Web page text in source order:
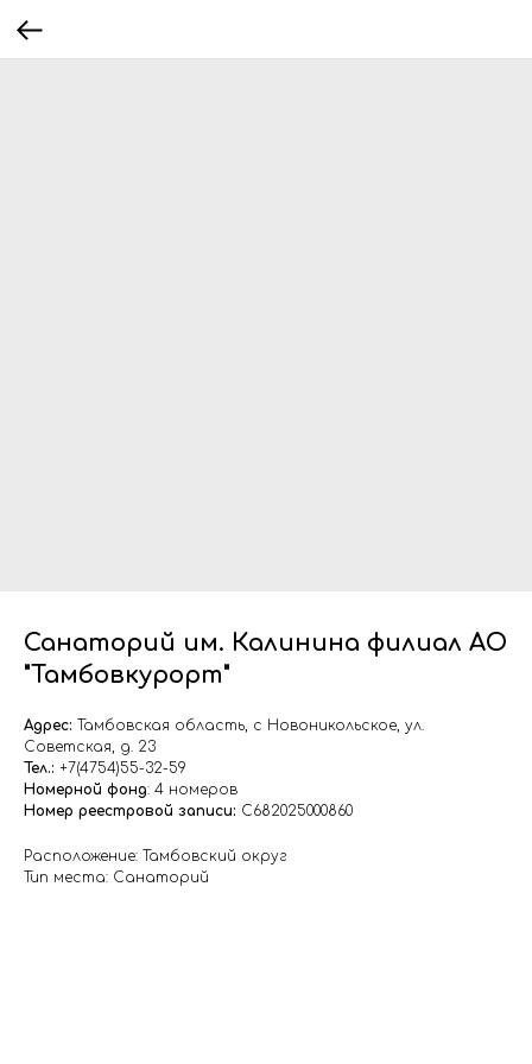
Санаторий им. Калинина филиал АО
"Тамбовкурорт"
Адрес: Тамбовская область, с Новоникольское, ул.
Советская, д. 23
Тел.: +7(4754)55-32-59
Номерной фонд: 4 номеров
Номер реестровой записи: С682025000860
Расположение: Тамбовский округ
Тип места: Санаторий